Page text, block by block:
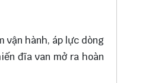
vận hành, áp lực dòng
đĩa van mở ra hoàn